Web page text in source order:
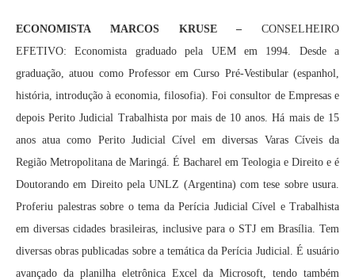
ECONOMISTA MARCOS KRUSE – CONSELHEIRO
EFETIVO:
Economista graduado pela UEM em 1994. Desde a
graduação, atuou como Professor em Curso Pré-Vestibular (espanhol,
história, introdução à economia, filosofia). Foi consultor de Empresas e
depois Perito Judicial Trabalhista por mais de 10 anos. Há mais de 15
anos atua como Perito Judicial Cível em diversas Varas Cíveis da
Região Metropolitana de Maringá. É Bacharel em Teologia e Direito e é
Doutorando em Direito pela UNLZ (Argentina) com tese sobre usura.
Proferiu palestras sobre o tema da Perícia Judicial Cível e Trabalhista
em diversas cidades brasileiras, inclusive para o STJ em Brasília. Tem
diversas obras publicadas sobre a temática da Perícia Judicial. É usuário
avançado da planilha eletrônica Excel da Microsoft, tendo também